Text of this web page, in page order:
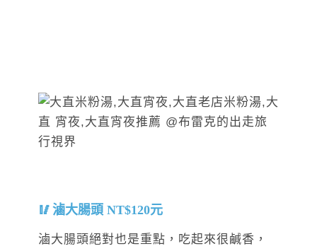
滷大腸頭 NT$120元
滷大腸頭絕對也是重點，吃起來很鹹香，